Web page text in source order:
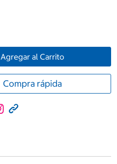
Agregar al Carrito
Compra rápida